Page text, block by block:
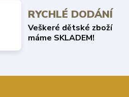
RYCHLÉ DODÁNÍ
Veškeré dětské zboží
máme SKLADEM!